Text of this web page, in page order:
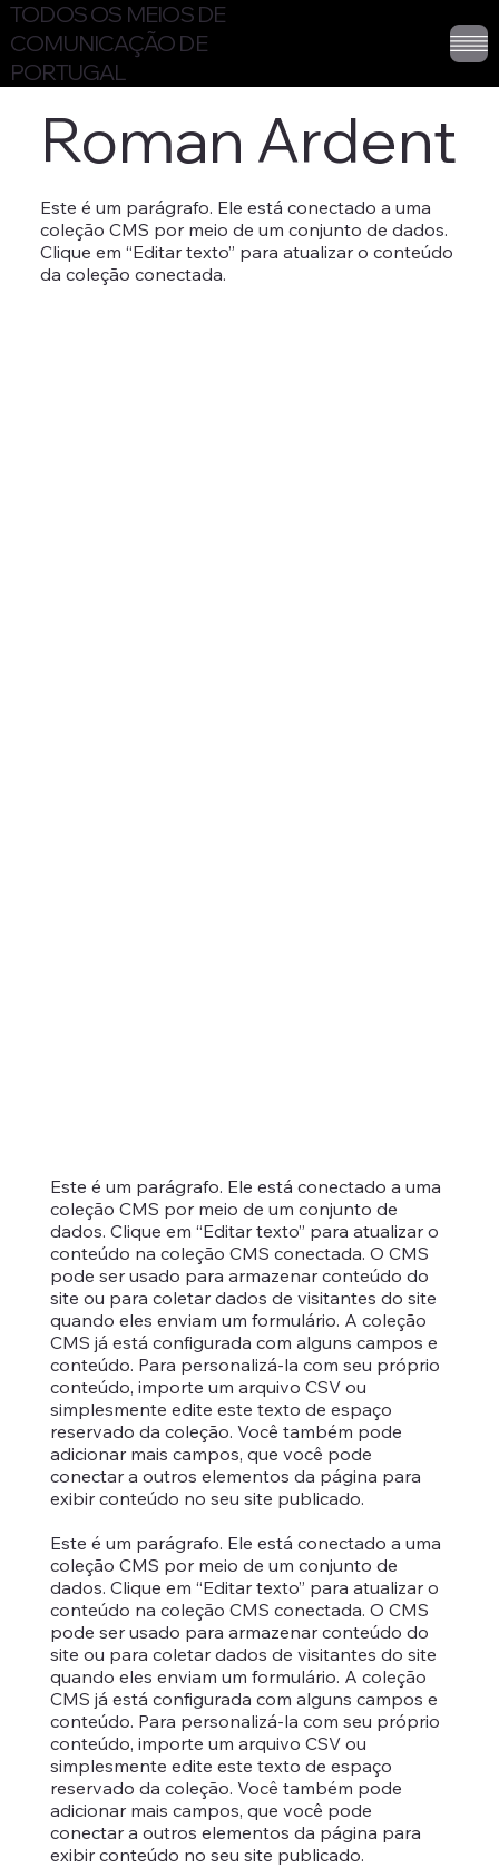
TODOS OS MEIOS DE
COMUNICAÇÃO DE
PORTUGAL
Roman Ardent
Este é um parágrafo. Ele está conectado a uma
coleção CMS por meio de um conjunto de dados.
Clique em “Editar texto” para atualizar o conteúdo
da coleção conectada.
Este é um parágrafo. Ele está conectado a uma
coleção CMS por meio de um conjunto de
dados. Clique em “Editar texto” para atualizar o
conteúdo na coleção CMS conectada. O CMS
pode ser usado para armazenar conteúdo do
site ou para coletar dados de visitantes do site
quando eles enviam um formulário. A coleção
CMS já está configurada com alguns campos e
conteúdo. Para personalizá-la com seu próprio
conteúdo, importe um arquivo CSV ou
simplesmente edite este texto de espaço
reservado da coleção. Você também pode
adicionar mais campos, que você pode
conectar a outros elementos da página para
exibir conteúdo no seu site publicado.
Este é um parágrafo. Ele está conectado a uma
coleção CMS por meio de um conjunto de
dados. Clique em “Editar texto” para atualizar o
conteúdo na coleção CMS conectada. O CMS
pode ser usado para armazenar conteúdo do
site ou para coletar dados de visitantes do site
quando eles enviam um formulário. A coleção
CMS já está configurada com alguns campos e
conteúdo. Para personalizá-la com seu próprio
conteúdo, importe um arquivo CSV ou
simplesmente edite este texto de espaço
reservado da coleção. Você também pode
adicionar mais campos, que você pode
conectar a outros elementos da página para
exibir conteúdo no seu site publicado.